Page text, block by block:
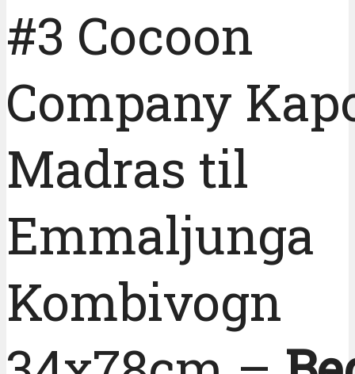
#3 Cocoon
Company
Madras til
Emmaljunga
Kombivogn